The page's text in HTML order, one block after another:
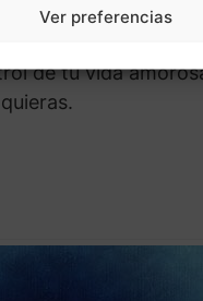
Ver preferencias
juntos o romper
de tu vida